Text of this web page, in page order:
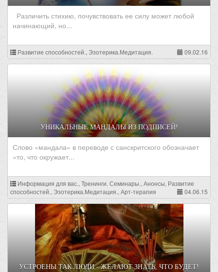
Различить стихию, почувствовать ее силу может любой
начинающий, но...
Развитие способностей., Эзотерика.Медитация. 09.02.16
УНИКАЛЬНЫЕ МАНДАЛЫ ИЗ ПОДПИСЕЙ!
Слово «мандала» в переводе с санскритского обозначает
«то, что окружает...
Информация для вас., Тренинги. Семинары., Анонсы, Развитие
способностей., Эзотерика.Медитация., Арт-терапия
04.06.15
УСТРОЕНЫ ТАК ЛЮДИ - ЖЕЛАЮТ ЗНАТЬ, ЧТО БУДЕТ!